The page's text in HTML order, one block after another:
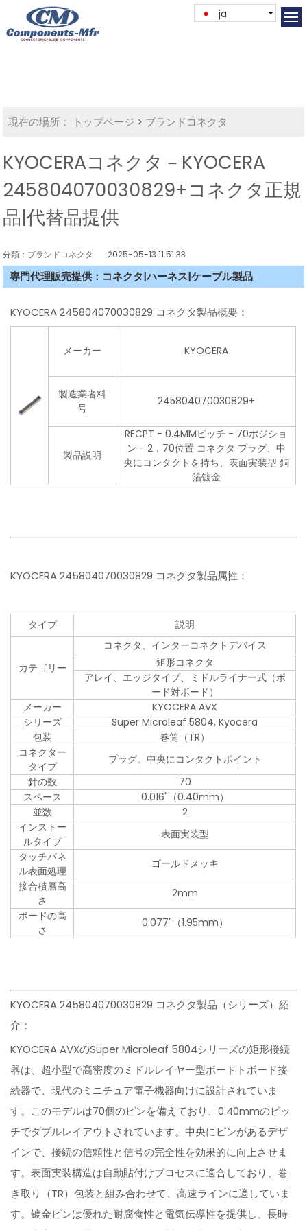
ja
現在の場所： トップページ > ブランドコネクタ
KYOCERAコネクタ－KYOCERA
245804070030829+コネクタ正規
品|代替品提供
分類：ブランドコネクタ 2025-05-13 11:51:33
専門代理販売提供：コネクタ|ハーネス|ケーブル製品
KYOCERA 245804070030829 コネクタ製品概要：
メーカー KYOCERA
製造業者料
号
245804070030829+
製品説明
RECPT - 0.4MMピッチ - 70ポジショ
ン - 2，70位置 コネクタ プラグ、中
央にコンタクトを持ち、表面実装型 銅
箔镀金
KYOCERA 245804070030829 コネクタ製品属性：
タイプ 説明
カテゴリー
コネクタ、インターコネクトデバイス
矩形コネクタ
アレイ、エッジタイプ、ミドルライナー式（ボ
ード対ボード）
メーカー
KYOCERA AVX
シリーズ
Super Microleaf 5804, Kyocera
包装
巻筒（TR）
コネクター
タイプ
プラグ、中央にコンタクトポイント
針の数
70
スペース
0.016"（0.40mm）
並数
2
インストー
ルタイプ
表面実装型
タッチパネ
ル表面処理
ゴールドメッキ
接合積層高
さ
2mm
ボードの高
さ
0.077"（1.95mm）
KYOCERA 245804070030829 コネクタ製品（シリーズ）紹
介：
KYOCERA AVXのSuper Microleaf 5804シリーズの矩形接続
器は、超小型で高密度のミドルレイヤー型ボードトボード接
続器で、現代のミニチュア電子機器向けに設計されていま
す。このモデルは70個のピンを備えており、0.40mmのピッ
チでダブルレイアウトされています。中央にピンがあるデザ
インで、接続の信頼性と信号の完全性を効果的に向上させま
す。表面実装構造は自動貼付けプロセスに適合しており、巻
き取り（TR）包装と組み合わせて、高速ラインに適していま
す。镀金ピンは優れた耐腐食性と電気伝導性を提供し、長時